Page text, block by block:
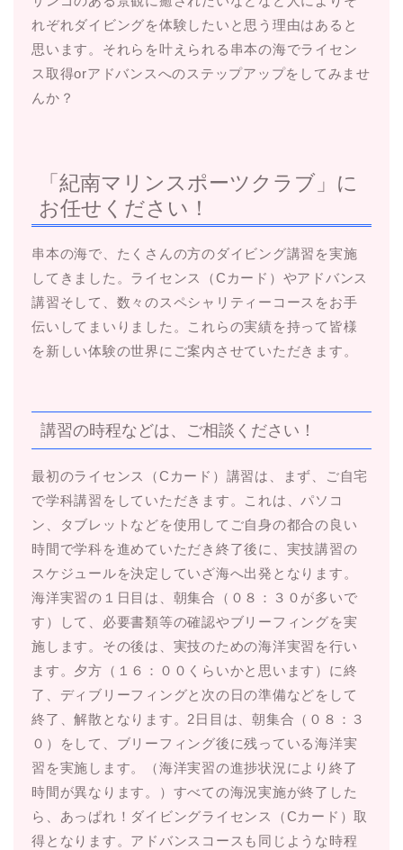
れぞれダイビングを体験したいと思う理由はあると
思います。それらを叶えられる串本の海でライセン
ス取得orアドバンスへのステップアップをしてみませ
んか？
「紀南マリンスポーツクラブ」に
お任せください！
串本の海で、たくさんの方のダイビング講習を実施
してきました。ライセンス（Cカード）やアドバンス
講習そして、数々のスペシャリティーコースをお手
伝いしてまいりました。これらの実績を持って皆様
を新しい体験の世界にご案内させていただきます。
講習の時程などは、ご相談ください！
最初のライセンス（Cカード）講習は、まず、ご自宅
で学科講習をしていただきます。これは、パソコ
ン、タブレットなどを使用してご自身の都合の良い
時間で学科を進めていただき終了後に、実技講習の
スケジュールを決定していざ海へ出発となります。
海洋実習の１日目は、朝集合（０８：３０が多いで
す）して、必要書類等の確認やブリーフィングを実
施します。その後は、実技のための海洋実習を行い
ます。夕方（１６：００くらいかと思います）に終
了、ディブリーフィングと次の日の準備などをして
終了、解散となります。2日目は、朝集合（０８：３
０）をして、ブリーフィング後に残っている海洋実
習を実施します。（海洋実習の進捗状況により終了
時間が異なります。）すべての海況実施が終了した
ら、あっぱれ！ダイビングライセンス（Cカード）取
得となります。アドバンスコースも同じような時程